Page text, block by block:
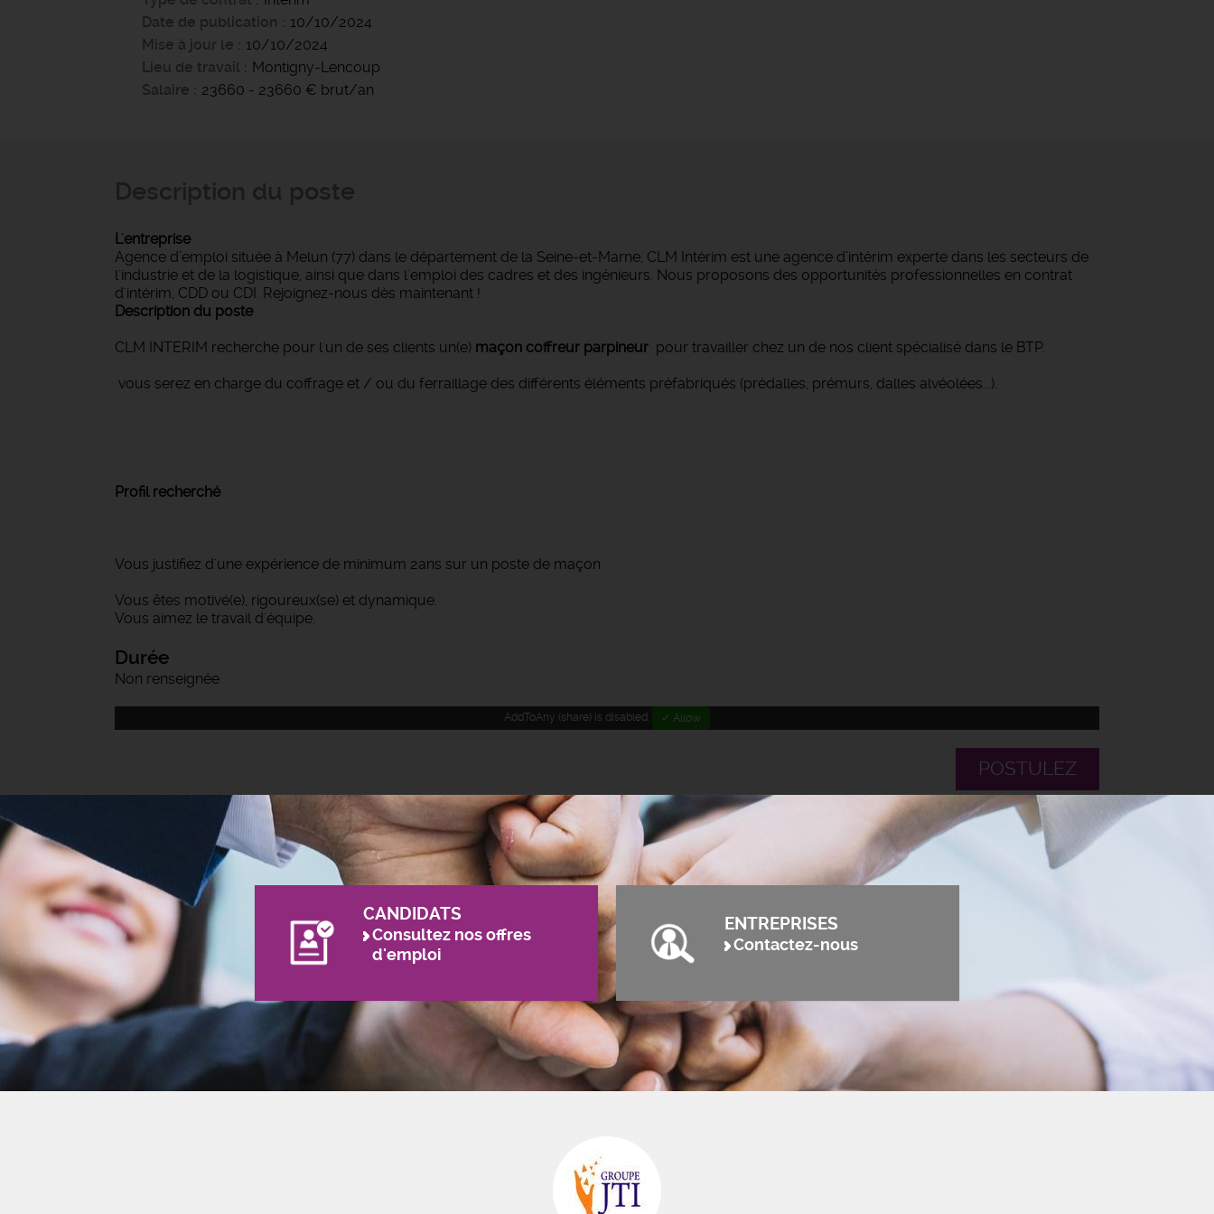
Date de publication
10/10/2024
Mise à jour le
10/10/2024
Lieu de travail
Montigny-Lencoup
Salaire
23660 - 23660 € brut/an
L'entreprise
Agence d’emploi située à Melun (77) dans le département de la Seine-et-Marne, CLM Intérim est une agence d’intérim experte dans les secteurs de
l'industrie et de la logistique, ainsi que dans l'emploi des cadres et des ingénieurs. Nous proposons des opportunités professionnelles en contrat
d'intérim, CDD ou CDI. Rejoignez-nous dès maintenant !
Description du poste
CLM INTERIM recherche pour l'un de ses clients un(e) maçon coffreur parpineur pour travailler chez un de nos client spécialisé dans le BTP.
vous serez en charge du coffrage et / ou du ferraillage des différents éléments préfabriqués (prédalles, prémurs, dalles alvéolées...).
Profil recherché
Vous justifiez d'une expérience de minimum 2ans sur un poste de maçon
Vous êtes motivé(e), rigoureux(se) et dynamique.
Vous aimez le travail d'équipe.
Durée
Non renseignée
AddToAny (share) is disabled. ✓ Allow
POSTULEZ
CANDIDATS
Consultez nos offres
d'emploi
ENTREPRISES
Contactez-nous